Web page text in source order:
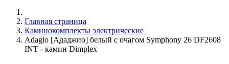
Главная страница
Каминокомплекты электрические
Adagio [Ададжио] белый с очагом Symphony 26 DF2608
INT - камин Dimplex